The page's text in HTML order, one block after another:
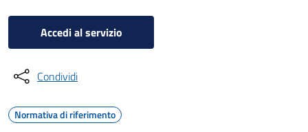
Accedi al servizio
Condividi
Normativa di riferimento